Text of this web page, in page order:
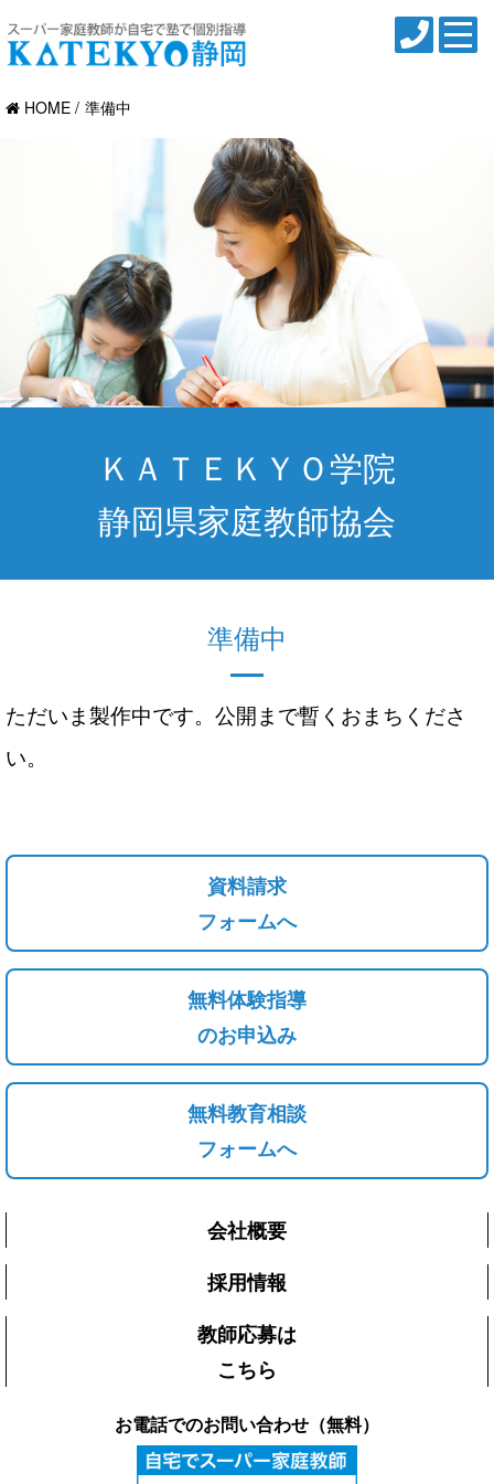
HOME 準備中
ＫＡＴＥＫＹＯ学院
静岡県家庭教師協会
準備中
ただいま製作中です。公開まで暫くおまちくださ
い。
資料請求
フォームへ
無料体験指導
のお申込み
無料教育相談
フォームへ
会社概要
採用情報
教師応募は
こちら
お電話でのお問い合わせ（無料）